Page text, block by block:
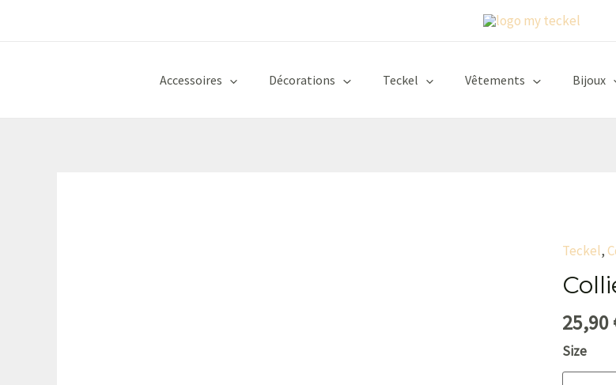
Accessoires Décorations Teckel Vêtements Bijoux
Teckel,
25,90
Size
quantité
de
Collier
Teckel
Cuir